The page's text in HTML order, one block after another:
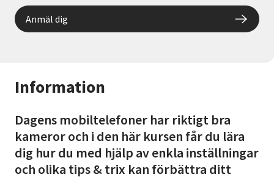
Information
Dagens mobiltelefoner har riktigt bra
kameror och i den här kursen får du lära
dig hur du med hjälp av enkla inställningar
och olika tips & trix kan förbättra ditt
Anmäl dig